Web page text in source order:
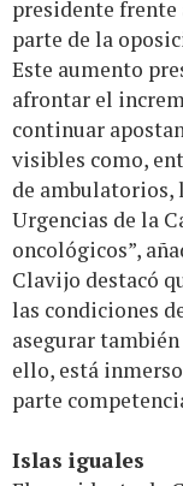
presidente frente
parte de la
Este aumento
afrontar el
continuar
visibles como,
de ambulatorios,
Urgencias de la
oncológicos”,
Clavijo destacó
las condiciones
asegurar
ello, está
parte
Islas iguales